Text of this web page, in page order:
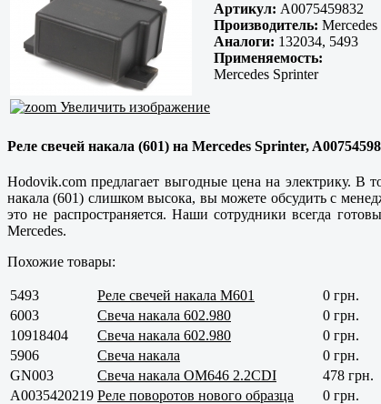
Увеличить изображение
Артикул: A0075459832
Производитель: Mercedes
Аналоги: 132034, 5493
Применяемость:
Mercedes Sprinter
Реле свечей накала (601) на Mercedes Sprinter,
Hodovik.com предлагает выгодные цена на электрику. В
накала (601) слишком высока, вы можете обсудить с
это не распространяется. Наши сотрудники всегда
Mercedes.
Похожие товары:
5493 Реле свечей накала M601
0 грн.
6003
Свеча накала 602.980
0 грн.
10918404
Свеча накала 602.980
0 грн.
5906
Свеча накала
0 грн.
GN003
Свеча накала OM646 2.2CDI
478 грн.
A0035420219 Реле поворотов нового образца
0 грн.